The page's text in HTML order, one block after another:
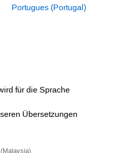
Portugues (Portugal)
für die Sprache
Übersetzungen